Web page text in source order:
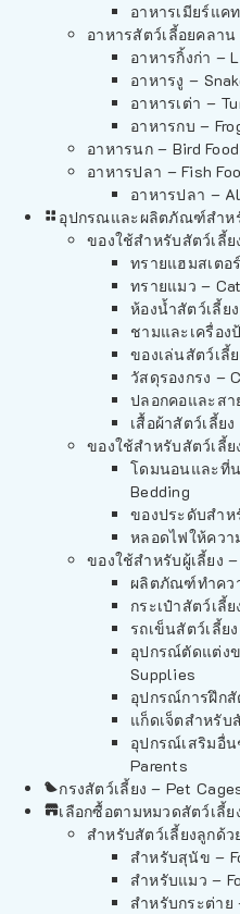
อาหารเมียร์แค
อาหารสัตว์เลี้อยคลา
อาหารกิ้งก่า –
อาหารงู –
อาหารเต่า –
อาหารกบ –
อาหารนก – Bird Food
อาหารปลา – Fish
อาหารปลา –
อุปกรณและผลิตภัณฑ์สำห
ของใช้สำหรับสัตว์เลี้ย
ทรายแฮมสเตอ
ทรายแมว –
ห้องน้ำสัตว์เลี้ย
ชามและเครื่อง
ของเล่นสัตว์เลี้
วัสดุรองกรง –
ปลอกคอและสา
เสื้อผ้าสัตว์เลี้ย
ของใช้สำหรับสัตว์เลี้ย
โดมนอนและที่
Bedding
ของประดับสำ
หลอดไฟให้ควา
ของใช้สำหรับผู้เลี้ยง
ผลิตภัณฑ์ทำคว
กระเป๋าสัตว์เลี้
รถเข็นสัตว์เลี้ย
อุปกรณ์ตัดแต่งข
Supplies
อุปกรณ์การฝึกสั
แก็ดเจ็ตสำหรับ
อุปกรณ์เสริมอื่
Parents
กรงสัตว์เลี้ยง – Pet
เลือกซื้อตามหมวดสัตว์เลี้ย
สำหรับสัตว์เลี้ยงลูกด้
สำหรับสุนัข –
สำหรับแมว –
สำหรับกระต่าย